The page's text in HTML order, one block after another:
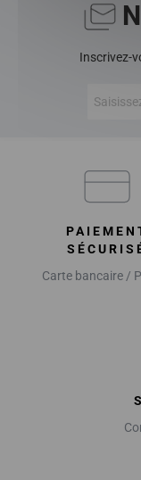
Inscrivez-
Carte bancaire /